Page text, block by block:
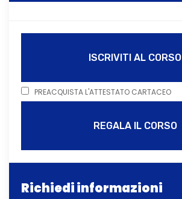
ISCRIVITI AL CORSO
PREACQUISTA L'ATTESTATO CARTACEO
REGALA IL CORSO
Richiedi informazioni